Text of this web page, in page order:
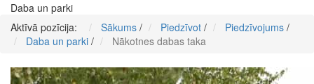
Daba un parki
Aktīvā pozīcija:
Sākums / Piedzīvot / Piedzīvojums /
Daba un parki / Nākotnes dabas taka